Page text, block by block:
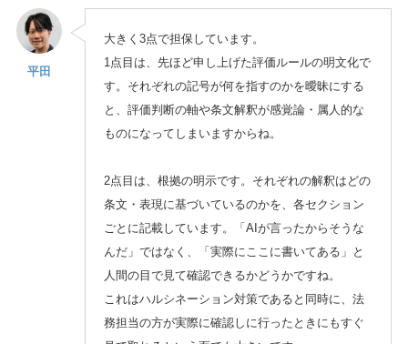
平田
大きく3点で担保しています。
1点目は、先ほど申し上げた評価ルールの明文化で
す。それぞれの記号が何を指すのかを曖昧にする
と、評価判断の軸や条文解釈が感覚論・属人的な
ものになってしまいますからね。
2点目は、根拠の明示です。それぞれの解釈はどの
条文・表現に基づいているのかを、各セクション
ごとに記載しています。「AIが言ったからそうな
んだ」ではなく、「実際にここに書いてある」と
人間の目で見て確認できるかどうかですね。
これはハルシネーション対策であると同時に、法
務担当の方が実際に確認しに行ったときにもすぐ